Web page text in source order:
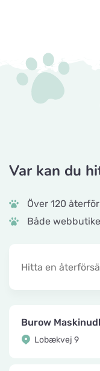
Var kan du
Över 120
Både
Burow
Lobækvej 9